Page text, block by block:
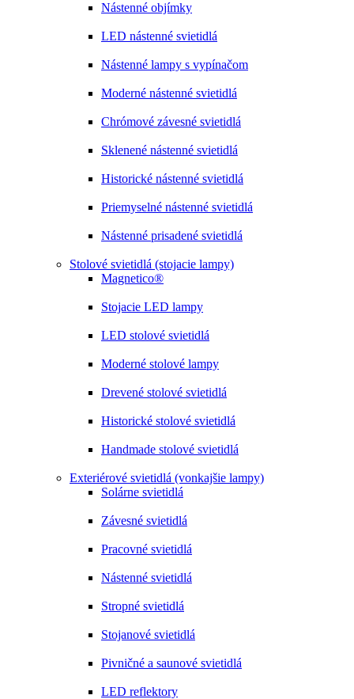
Nástenné objímky
LED nástenné svietidlá
Nástenné lampy s vypínačom
Moderné nástenné svietidlá
Chrómové závesné svietidlá
Sklenené nástenné svietidlá
Historické nástenné svietidlá
Priemyselné nástenné svietidlá
Nástenné prisadené svietidlá
Stolové svietidlá (stojacie lampy)
Magnetico®
Stojacie LED lampy
LED stolové svietidlá
Moderné stolové lampy
Drevené stolové svietidlá
Historické stolové svietidlá
Handmade stolové svietidlá
Exteriérové svietidlá (vonkajšie lampy)
Solárne svietidlá
Závesné svietidlá
Pracovné svietidlá
Nástenné svietidlá
Stropné svietidlá
Stojanové svietidlá
Pivničné a saunové svietidlá
LED reflektory